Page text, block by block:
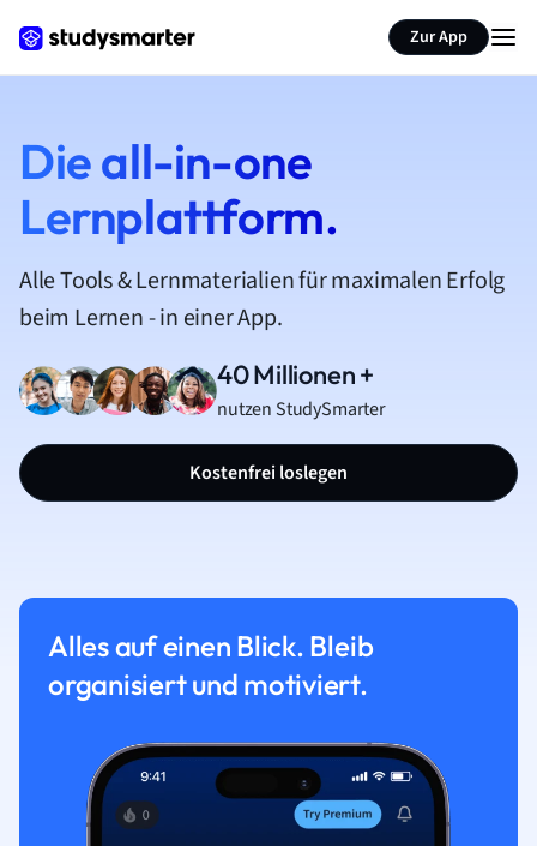
Zur App
Die all-in-one
Lernplattform.
Alle Tools & Lernmaterialien für maximalen Erfolg
beim Lernen - in einer App.
40 Millionen +
nutzen StudySmarter
Kostenfrei loslegen
Alles auf einen Blick. Bleib
organisiert und motiviert.